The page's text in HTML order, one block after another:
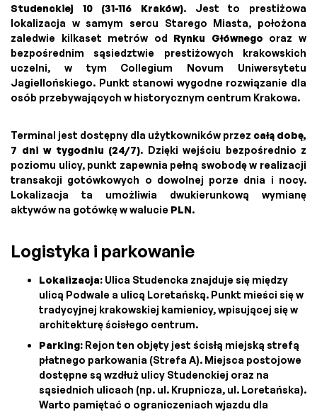
Studenckiej 10 (31-116 Kraków). Jest to prestiżowa
lokalizacja w samym sercu Starego Miasta, położona
zaledwie kilkaset metrów od Rynku Głównego oraz w
bezpośrednim sąsiedztwie prestiżowych krakowskich
uczelni, w tym Collegium Novum Uniwersytetu
Jagiellońskiego. Punkt stanowi wygodne rozwiązanie dla
osób przebywających w historycznym centrum Krakowa.
Terminal jest dostępny dla użytkowników przez całą dobę,
7 dni w tygodniu (24/7). Dzięki wejściu bezpośrednio z
poziomu ulicy, punkt zapewnia pełną swobodę w realizacji
transakcji gotówkowych o dowolnej porze dnia i nocy.
Lokalizacja ta umożliwia dwukierunkową wymianę
aktywów na gotówkę w walucie PLN.
Logistyka i parkowanie
Lokalizacja: Ulica Studencka znajduje się między
ulicą Podwale a ulicą Loretańską. Punkt mieści się w
tradycyjnej krakowskiej kamienicy, wpisującej się w
architekturę ścisłego centrum.
Parking: Rejon ten objęty jest ścisłą miejską strefą
płatnego parkowania (Strefa A). Miejsca postojowe
dostępne są wzdłuż ulicy Studenckiej oraz na
sąsiednich ulicach (np. ul. Krupnicza, ul. Loretańska).
Warto pamiętać o ograniczeniach wjazdu dla